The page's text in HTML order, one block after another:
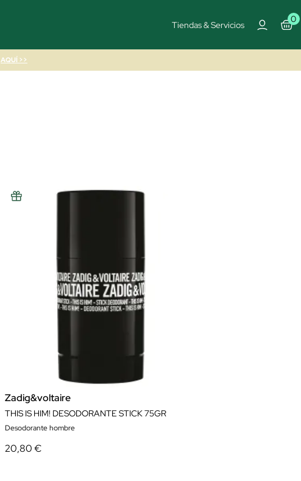
Tiendas & Servicios
0
AQUÍ >>
Zadig&voltaire
THIS IS HIM! DESODORANTE STICK 75GR
Desodorante hombre
20,80 €